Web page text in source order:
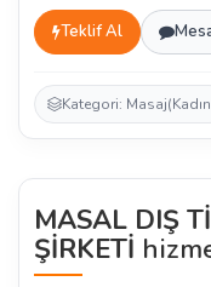
Teklif Al
Kategori:
MASAL DIŞ
ŞİRKETİ